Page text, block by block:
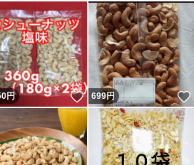
ね！
円 いいね！
699円